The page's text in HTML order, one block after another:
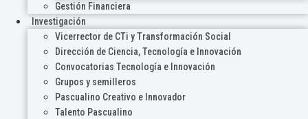
Gestión Financiera
Investigación
Vicerrector de CTi y Transformación Social
Dirección de Ciencia, Tecnología e Innovación
Convocatorias Tecnología e Innovación
Grupos y semilleros
Pascualino Creativo e Innovador
Talento Pascualino